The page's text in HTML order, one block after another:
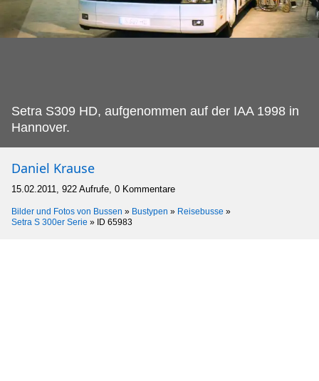
Setra S309 HD, aufgenommen auf der IAA 1998 in
Hannover.
Daniel Krause
15.02.2011, 922 Aufrufe, 0 Kommentare
Bilder und Fotos von Bussen » Bustypen » Reisebusse »
Setra S 300er Serie » ID 65983